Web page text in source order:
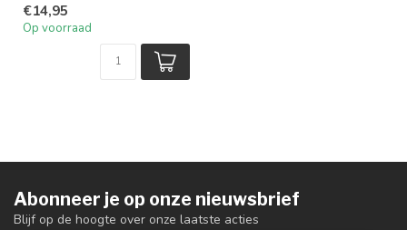
€14,95
Op voorraad
Abonneer je op onze nieuwsbrief
Blijf op de hoogte over onze laatste acties